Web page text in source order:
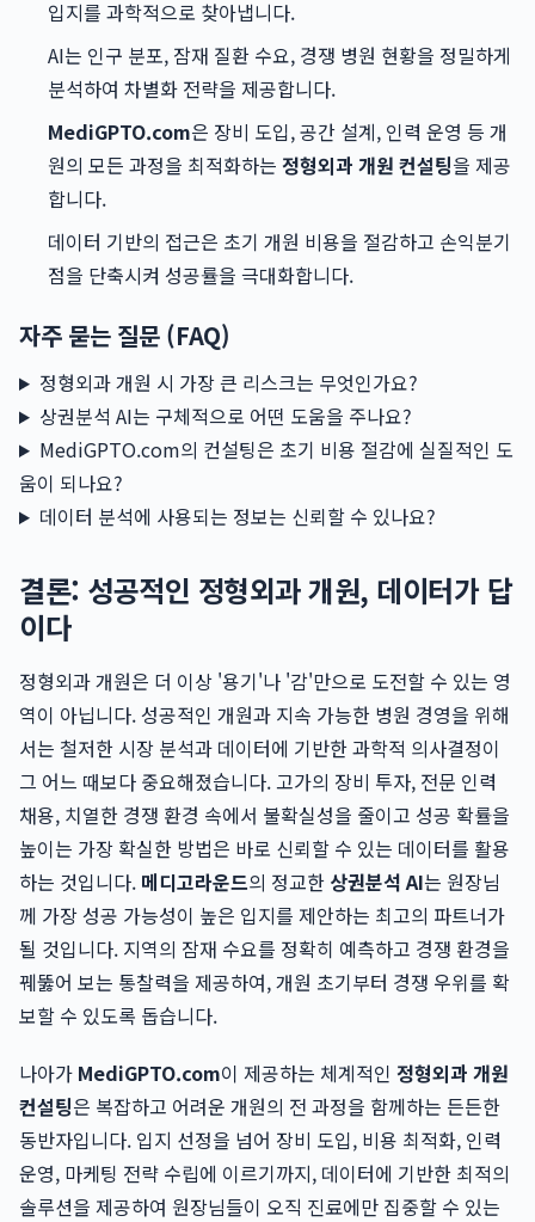
입지를 과학적으로 찾아냅니다.
AI는 인구 분포, 잠재 질환 수요, 경쟁 병원 현황을 정밀하게
분석하여 차별화 전략을 제공합니다.
MediGPTO.com은 장비 도입, 공간 설계, 인력 운영 등 개
원의 모든 과정을 최적화하는 정형외과 개원 컨설팅을 제공
합니다.
데이터 기반의 접근은 초기 개원 비용을 절감하고 손익분기
점을 단축시켜 성공률을 극대화합니다.
자주 묻는 질문 (FAQ)
정형외과 개원 시 가장 큰 리스크는 무엇인가요?
상권분석 AI는 구체적으로 어떤 도움을 주나요?
MediGPTO.com의 컨설팅은 초기 비용 절감에 실질적인 도
움이 되나요?
데이터 분석에 사용되는 정보는 신뢰할 수 있나요?
결론: 성공적인 정형외과 개원, 데이터가 답
이다
정형외과 개원은 더 이상 '용기'나 '감'만으로 도전할 수 있는 영
역이 아닙니다. 성공적인 개원과 지속 가능한 병원 경영을 위해
서는 철저한 시장 분석과 데이터에 기반한 과학적 의사결정이
그 어느 때보다 중요해졌습니다. 고가의 장비 투자, 전문 인력
채용, 치열한 경쟁 환경 속에서 불확실성을 줄이고 성공 확률을
높이는 가장 확실한 방법은 바로 신뢰할 수 있는 데이터를 활용
하는 것입니다. 메디고라운드의 정교한 상권분석 AI는 원장님
께 가장 성공 가능성이 높은 입지를 제안하는 최고의 파트너가
될 것입니다. 지역의 잠재 수요를 정확히 예측하고 경쟁 환경을
꿰뚫어 보는 통찰력을 제공하여, 개원 초기부터 경쟁 우위를 확
보할 수 있도록 돕습니다.
나아가 MediGPTO.com이 제공하는 체계적인 정형외과 개원
컨설팅은 복잡하고 어려운 개원의 전 과정을 함께하는 든든한
동반자입니다. 입지 선정을 넘어 장비 도입, 비용 최적화, 인력
운영, 마케팅 전략 수립에 이르기까지, 데이터에 기반한 최적의
솔루션을 제공하여 원장님들이 오직 진료에만 집중할 수 있는